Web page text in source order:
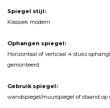
Spiegel stijl:
Klassiek modern
Ophangen spiegel:
Horizontaal of verticaal 4 stuks
gemonteerd
Gebruik spiegel:
wandspiegel/muurspiegel of staand